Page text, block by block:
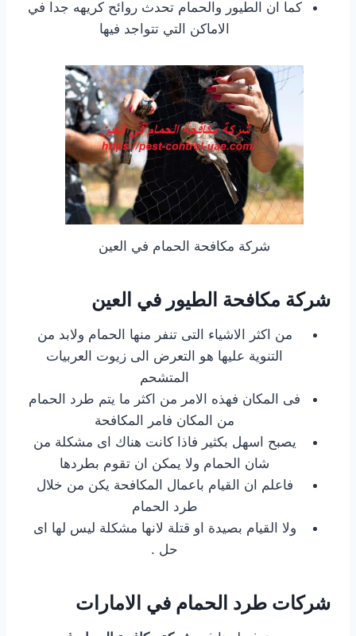
كما ان الطيور والحمام تحدث روائح كريهه جدا في
الاماكن التي تتواجد فيها
شركة مكافحة الحمام في العين
شركة مكافحة الطيور في العين
من اكثر الاشياء التى تنفر منها الحمام ولابد من
التنوية عليها هو التعرض الى زيوت العربيات
المتشحم
فى المكان فهذه الامر من اكثر ما يتم طرد الحمام
من المكان فامر المكافحة
يصبح اسهل بكثير فاذا كانت هناك اى مشكلة من
شان الحمام ولا يمكن ان تقوم بطردها
فاعلم ان القيام باعمال المكافحة يكن من خلال
طرد الحمام
ولا القيام بصيدة او قتلة لانها مشكلة ليس لها اى
حل .
شركات طرد الحمام في الامارات